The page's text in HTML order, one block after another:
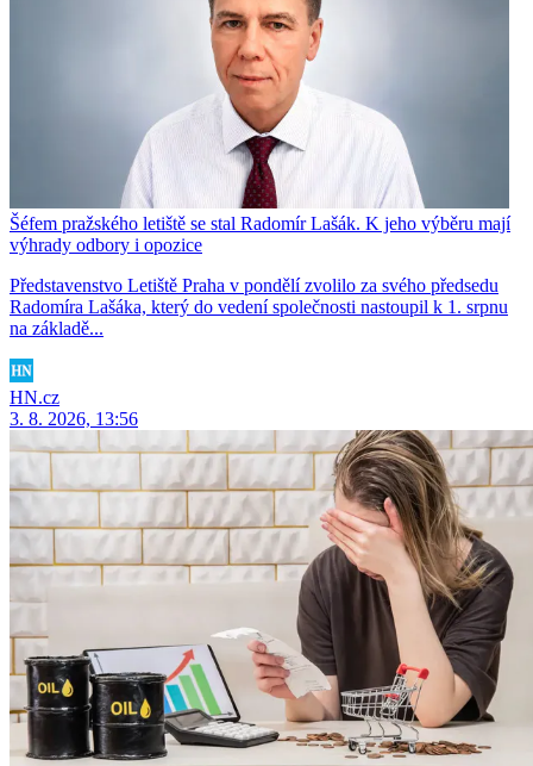
Šéfem pražského letiště se stal Radomír Lašák. K jeho výběru mají
výhrady odbory i opozice
Představenstvo Letiště Praha v pondělí zvolilo za svého předsedu
Radomíra Lašáka, který do vedení společnosti nastoupil k 1. srpnu
na základě...
HN.cz
3. 8. 2026, 13:56